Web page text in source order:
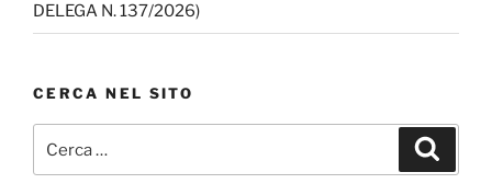
DELEGA N. 137/2026)
CERCA NEL SITO